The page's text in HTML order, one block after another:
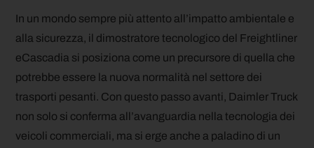
In un mondo sempre più attento all’impatto ambientale e
alla sicurezza, il dimostratore tecnologico del Freightliner
eCascadia si posiziona come un precursore di quella che
potrebbe essere la nuova normalità nel settore dei
trasporti pesanti. Con questo passo avanti, Daimler Truck
non solo si conferma all’avanguardia nella tecnologia dei
veicoli commerciali, ma si erge anche a paladino di un